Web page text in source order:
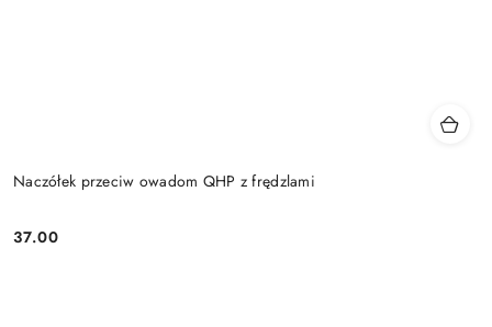
Naczółek przeciw owadom QHP z frędzlami
Cena:
37.00